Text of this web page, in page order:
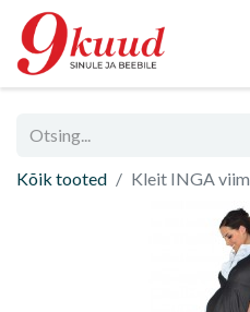
Kõik tooted Kleit INGA